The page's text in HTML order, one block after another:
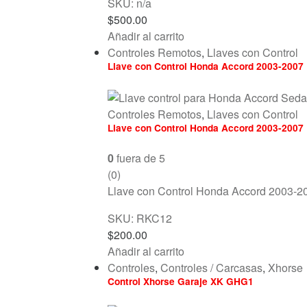
$500.00
Añadir al carrito
Controles Remotos, Llaves con Control
Llave con Control Honda Accord 2003-2007
Controles Remotos, Llaves con Control
Llave con Control Honda Accord 2003-2007
0fuera de 5
(0)
Llave con Control Honda Accord 2003-
SKU: RKC12
$200.00
Añadir al carrito
Controles, Controles / Carcasas, Xhorse
Control Xhorse Garaje XK GHG1